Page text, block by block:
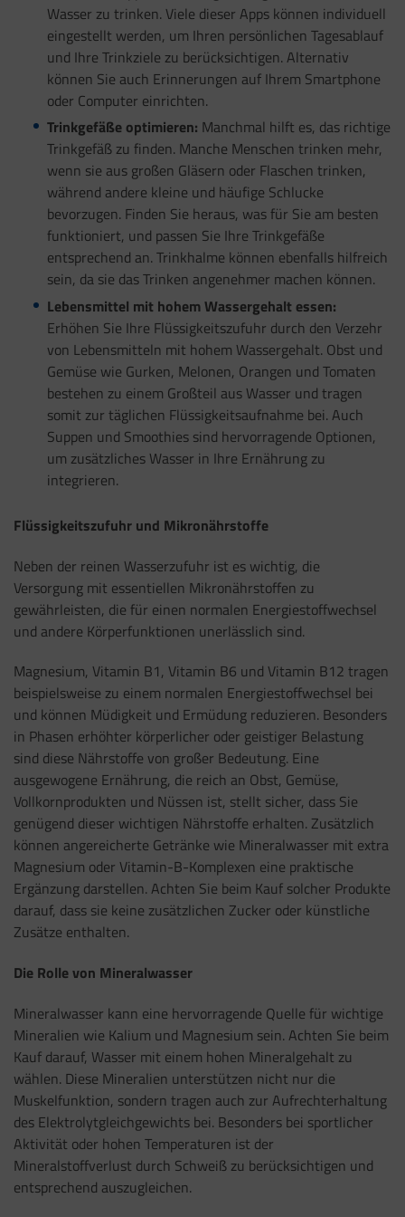
Wasser zu trinken. Viele dieser Apps können individuell
eingestellt werden, um Ihren persönlichen Tagesablauf
und Ihre Trinkziele zu berücksichtigen. Alternativ
können Sie auch Erinnerungen auf Ihrem Smartphone
oder Computer einrichten.
Trinkgefäße optimieren: Manchmal hilft es, das richtige
Trinkgefäß zu finden. Manche Menschen trinken mehr,
wenn sie aus großen Gläsern oder Flaschen trinken,
während andere kleine und häufige Schlucke
bevorzugen. Finden Sie heraus, was für Sie am besten
funktioniert, und passen Sie Ihre Trinkgefäße
entsprechend an. Trinkhalme können ebenfalls hilfreich
sein, da sie das Trinken angenehmer machen können.
Lebensmittel mit hohem Wassergehalt essen:
Erhöhen Sie Ihre Flüssigkeitszufuhr durch den Verzehr
von Lebensmitteln mit hohem Wassergehalt. Obst und
Gemüse wie Gurken, Melonen, Orangen und Tomaten
bestehen zu einem Großteil aus Wasser und tragen
somit zur täglichen Flüssigkeitsaufnahme bei. Auch
Suppen und Smoothies sind hervorragende Optionen,
um zusätzliches Wasser in Ihre Ernährung zu
integrieren.
Flüssigkeitszufuhr und Mikronährstoffe
Neben der reinen Wasserzufuhr ist es wichtig, die
Versorgung mit essentiellen Mikronährstoffen zu
gewährleisten, die für einen normalen Energiestoffwechsel
und andere Körperfunktionen unerlässlich sind.
Magnesium, Vitamin B1, Vitamin B6 und Vitamin B12 tragen
beispielsweise zu einem normalen Energiestoffwechsel bei
und können Müdigkeit und Ermüdung reduzieren. Besonders
in Phasen erhöhter körperlicher oder geistiger Belastung
sind diese Nährstoffe von großer Bedeutung. Eine
ausgewogene Ernährung, die reich an Obst, Gemüse,
Vollkornprodukten und Nüssen ist, stellt sicher, dass Sie
genügend dieser wichtigen Nährstoffe erhalten. Zusätzlich
können angereicherte Getränke wie Mineralwasser mit extra
Magnesium oder Vitamin-B-Komplexen eine praktische
Ergänzung darstellen. Achten Sie beim Kauf solcher Produkte
darauf, dass sie keine zusätzlichen Zucker oder künstliche
Zusätze enthalten.
Die Rolle von Mineralwasser
Mineralwasser kann eine hervorragende Quelle für wichtige
Mineralien wie Kalium und Magnesium sein. Achten Sie beim
Kauf darauf, Wasser mit einem hohen Mineralgehalt zu
wählen. Diese Mineralien unterstützen nicht nur die
Muskelfunktion, sondern tragen auch zur Aufrechterhaltung
des Elektrolytgleichgewichts bei. Besonders bei sportlicher
Aktivität oder hohen Temperaturen ist der
Mineralstoffverlust durch Schweiß zu berücksichtigen und
entsprechend auszugleichen.